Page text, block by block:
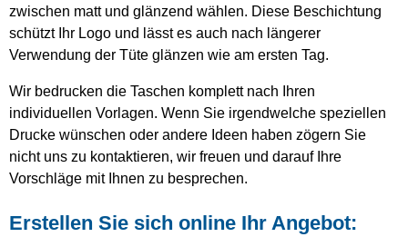
zwischen matt und glänzend wählen. Diese Beschichtung
schützt Ihr Logo und lässt es auch nach längerer
Verwendung der Tüte glänzen wie am ersten Tag.
Wir bedrucken die Taschen komplett nach Ihren
individuellen Vorlagen. Wenn Sie irgendwelche speziellen
Drucke wünschen oder andere Ideen haben zögern Sie
nicht uns zu kontaktieren, wir freuen und darauf Ihre
Vorschläge mit Ihnen zu besprechen.
Erstellen Sie sich online Ihr Angebot: